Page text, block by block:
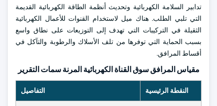
تدابير السلامة الكهربائية وتحديث أنظمة الطاقة الكهربائية القديمة
التي تلبي الطلب. هناك ميل لاستخدام القنوات للأعمال الكهربائية
الثقيلة في التركيبات التي تهدف إلى التوزيعات على نطاق واسع
بسبب الحماية التي توفرها من تلف الأسلاك والرطوبة والتآكل في
أقساط المرافق.
مقياس المرافق سوق القناة الكهربائية المرنة سمات التقرير
النقطة الرئيسية التفاصيل